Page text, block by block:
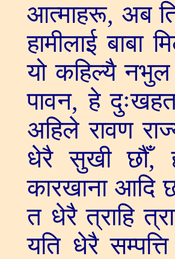
आत्माहरू, अब
हामीलाई
यो कहिल्यै
पावन, हे
अहिले रावण
धेरै सुखी छौँ,
कारखाना आदि
त धेरै त्राहि
यति धेरै